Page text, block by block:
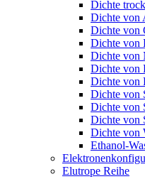
Dichte
Dichte von
Dichte von
Dichte von
Dichte von
Dichte von
Dichte von
Dichte von
Dichte von
Dichte von
Dichte von
Ethanol-
Elutrope Reihe